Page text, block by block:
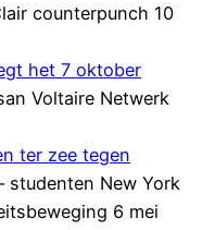
counterpunch 10
het 7 oktober
Voltaire Netwerk
ter zee tegen
studenten New York
6 mei